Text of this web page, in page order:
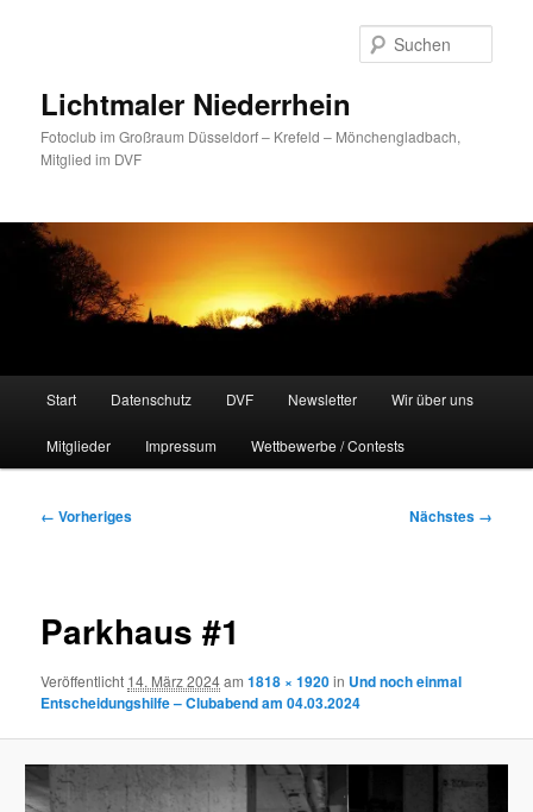
Lichtmaler Niederrhein
Fotoclub im Großraum Düsseldorf – Krefeld – Mönchengladbach,
Mitglied im DVF
Start Datenschutz DVF Newsletter Wir über uns
Mitglieder Impressum Wettbewerbe / Contests
Bilder-
← Vorheriges Nächstes →
Parkhaus #1
Veröffentlicht 14. März 2024am1818 × 1920in Und noch einmal
Entscheidungshilfe – Clubabend am 04.03.2024